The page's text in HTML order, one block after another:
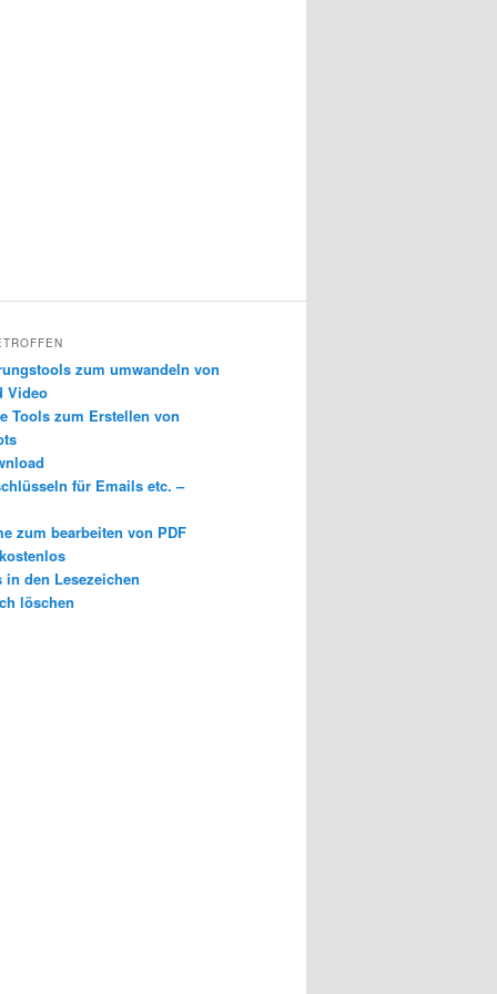
zum umwandeln von
Video
Tools zum Erstellen von
für Emails etc. –
zum bearbeiten von PDF
in den Lesezeichen
löschen